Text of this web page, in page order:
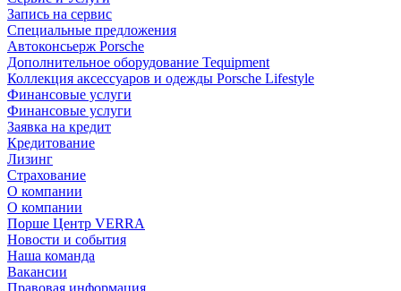
Запись на сервис
Специальные предложения
Автоконсьерж Porsche
Дополнительное оборудование Tequipment
Коллекция аксессуаров и одежды Porsche Lifestyle
Финансовые услуги
Финансовые услуги
Заявка на кредит
Кредитование
Лизинг
Страхование
О компании
О компании
Порше Центр VERRA
Новости и события
Наша команда
Вакансии
Правовая информация